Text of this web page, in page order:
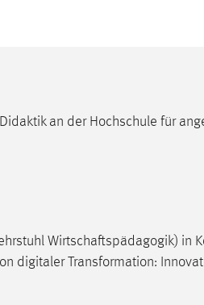
an der Hochschule für
Wirtschaftspädagogik) in
digitaler Transformation: